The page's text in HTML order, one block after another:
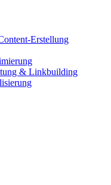
Erstellung
& Linkbuilding